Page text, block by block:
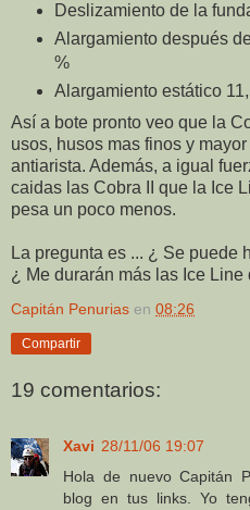
Deslizamiento de la
Alargamiento después
%
Alargamiento estático
Así a bote pronto veo que la
usos, husos mas finos y
antiarista. Además, a igual
caidas las Cobra II que la Ice
pesa un poco menos.
La pregunta es ... ¿ Se puede
¿ Me durarán más las Ice Line
Capitán Penurias en 08:26
Compartir
19 comentarios:
Xavi 28/11/06 19:07
Hola de nuevo Capitán
blog en tus links. Yo